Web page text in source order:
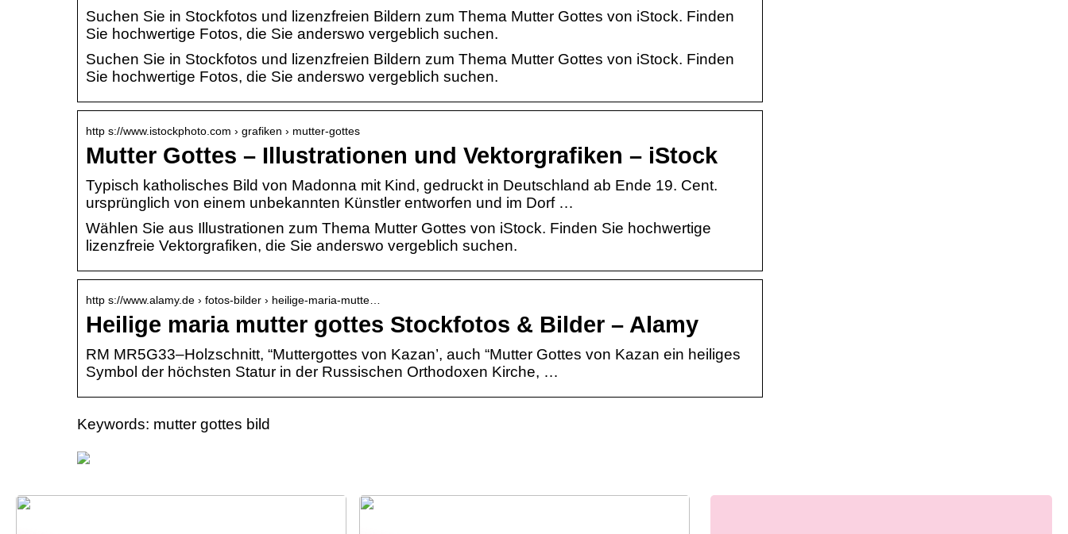
Suchen Sie in Stockfotos und lizenzfreien Bildern zum Thema Mutter Gottes von iStock. Finden
Sie hochwertige Fotos, die Sie anderswo vergeblich suchen.
Suchen Sie in Stockfotos und lizenzfreien Bildern zum Thema Mutter Gottes von iStock. Finden
Sie hochwertige Fotos, die Sie anderswo vergeblich suchen.
http s://www.istockphoto.com › grafiken › mutter-gottes
Mutter Gottes – Illustrationen und Vektorgrafiken – iStock
Typisch katholisches Bild von Madonna mit Kind, gedruckt in Deutschland ab Ende 19. Cent.
ursprünglich von einem unbekannten Künstler entworfen und im Dorf …
Wählen Sie aus Illustrationen zum Thema Mutter Gottes von iStock. Finden Sie hochwertige
lizenzfreie Vektorgrafiken, die Sie anderswo vergeblich suchen.
http s://www.alamy.de › fotos-bilder › heilige-maria-mutte…
Heilige maria mutter gottes Stockfotos & Bilder – Alamy
RM MR5G33–Holzschnitt, “Muttergottes von Kazan’, auch “Mutter Gottes von Kazan ein heiliges
Symbol der höchsten Statur in der Russischen Orthodoxen Kirche, …
Keywords: mutter gottes bild